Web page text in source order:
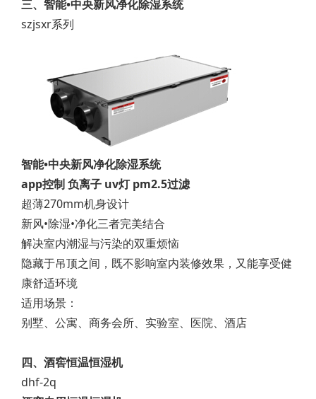
三、智能•中央新风净化除湿系统
szjsxr系列
智能•中央新风净化除湿系统
app控制 负离子 uv灯 pm2.5过滤
超薄270mm机身设计
新风•除湿•净化三者完美结合
解决室内潮湿与污染的双重烦恼
隐藏于吊顶之间，既不影响室内装修效果，又能享受健
康舒适环境
适用场景：
别墅、公寓、商务会所、实验室、医院、酒店
四、酒窖恒温恒湿机
dhf-2q